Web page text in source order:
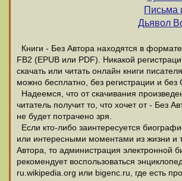
Письма
Дьявол
Книги - Без Автора находятся в
FB2 (EPUB или PDF). Никакой
скачать или читать онлайн книги
можно бесплатно, без регистрации и
Надеемся, что от скачивания
читатель получит то, что хочет от - Без
не будет потрачено зря.
Если кто-либо заинтересуется
или интересными моментами из жизни и
Автора, то администрация электронной
рекомендует воспользоваться
ru.wikipedia.org или bigenc.ru, где есть